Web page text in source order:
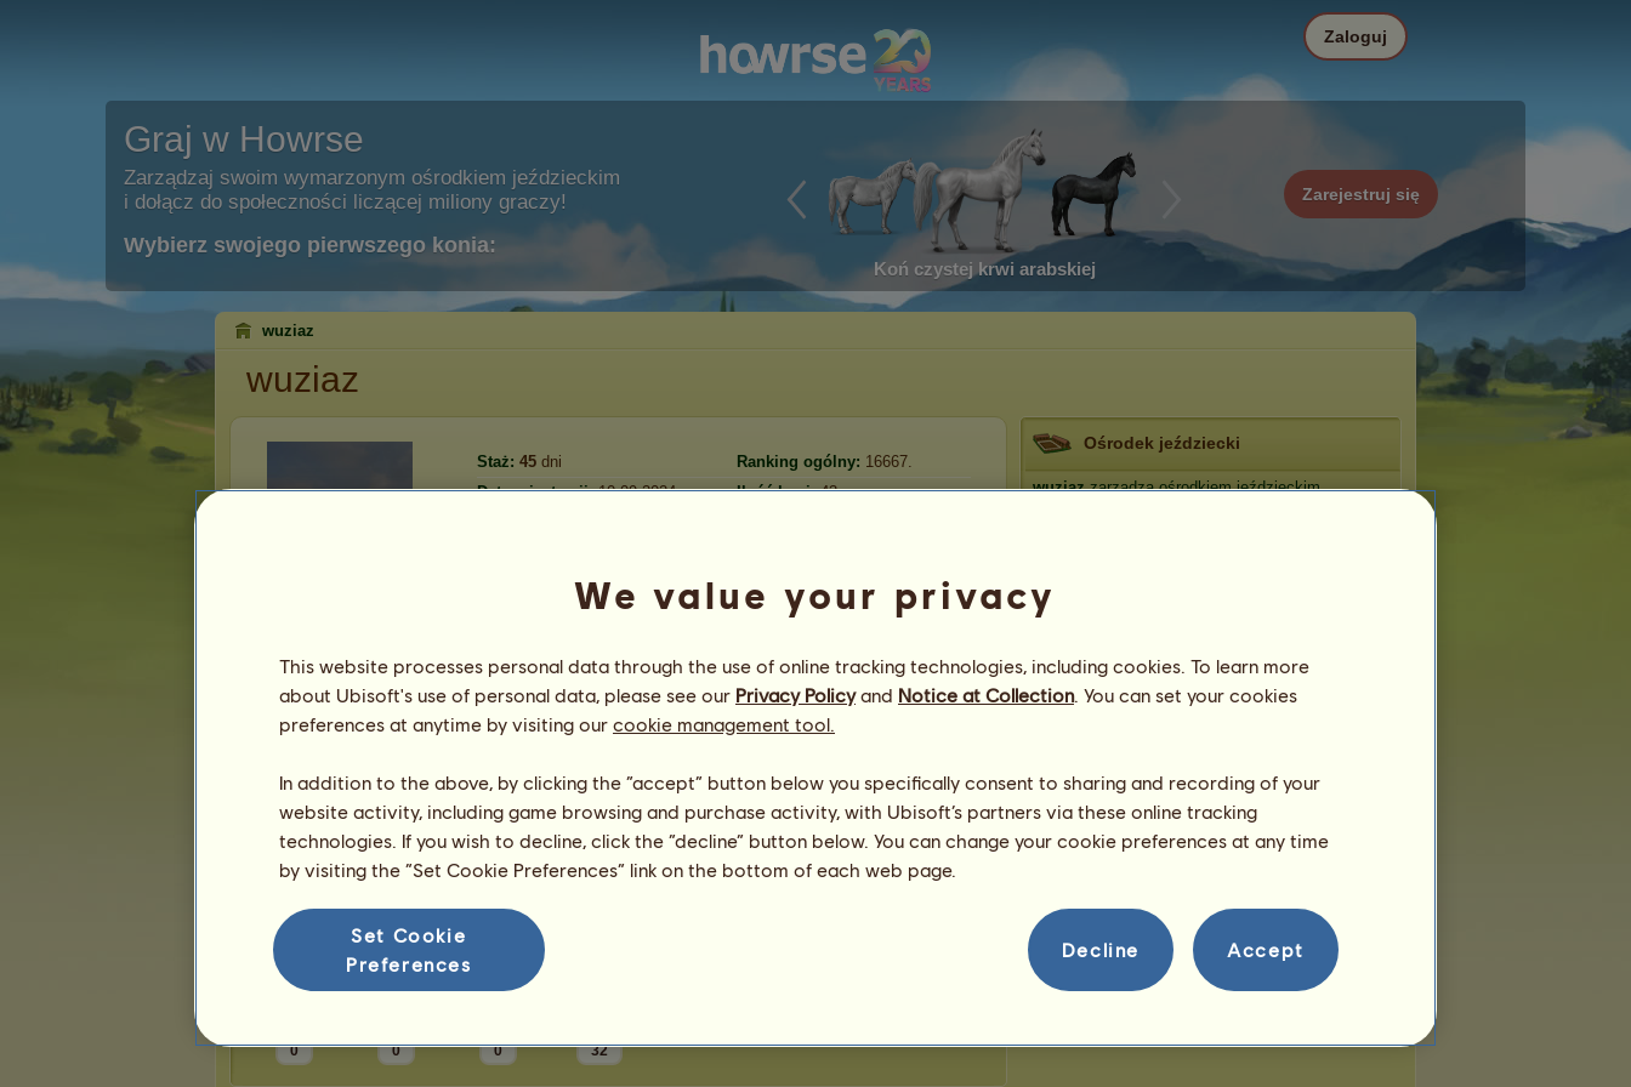
Graj w Howrse
Zarządzaj swoim wymarzonym ośrodkiem jeździeckim
i dołącz do społeczności liczącej miliony graczy!
Wybierz swojego pierwszego konia:
Koń czystej krwi arabskiej
Zarejestruj się
Zaloguj
wuziaz
wuziaz
Staż: 45 dni Ranking ogólny: 16667.
Data rejestracji: 10.09.2024 Ilość koni: 43
nie ma jeszcze przyjaciół
wuziazotrzymał gratulacje12razy, włączając w
to ostatnio:
Grayblack
506 dni temu
Nicassia
508 dni temu
miedzianek
514 dni temu
Chałkoń
515 dni temu
0 0 0 32
Ośrodek jeździecki
wuziazzarządza ośrodkiem jeździeckim
We value your privacy
This website processes personal data through the use of online tracking technologies, including cookies. To learn more
about Ubisoft's use of personal data, please see our Privacy Policyand Notice at Collection. You can set your cookies
preferences at anytime by visiting our cookie management tool.
In addition to the above, by clicking the “accept” button below you specifically consent to sharing and recording of your
website activity, including game browsing and purchase activity, with Ubisoft’s partners via these online tracking
technologies. If you wish to decline, click the “decline” button below. You can change your cookie preferences at any time
by visiting the “Set Cookie Preferences” link on the bottom of each web page.
Set Cookie
Preferences
Decline Accept